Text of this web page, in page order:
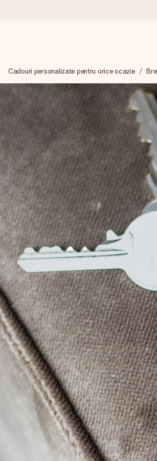
Îți alcătuim cadoul cu grijă și îl trimitem
4,8 (bazat pe +15.000 de
Cadourile noastre inspiră. Clienții ne
Felicitare gratuită
Creează ceva unic în doar câțiva pași -
Cadouri personalizate pentru orice ocazie